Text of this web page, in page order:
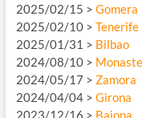
2025/02/15 > Gomera
2025/02/10 > Tenerife
2025/01/31 > Bilbao
2024/08/10 >
2024/05/17 > Zamora
2024/04/04 > Girona
2023/12/16 > Baiona